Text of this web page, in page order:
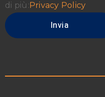
di più: Privacy Policy